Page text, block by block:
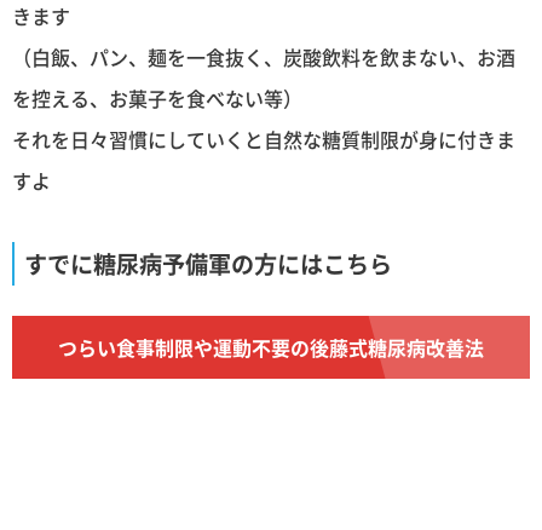
きます
（白飯、パン、麺を一食抜く、炭酸飲料を飲まない、お酒
を控える、お菓子を食べない等）
それを日々習慣にしていくと自然な糖質制限が身に付きま
すよ
すでに糖尿病予備軍の方にはこちら
つらい食事制限や運動不要の後藤式糖尿病改善法